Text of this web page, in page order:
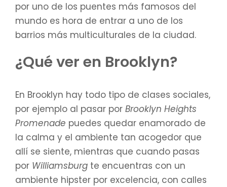
por uno de los puentes más famosos del
mundo es hora de entrar a uno de los
barrios más multiculturales de la ciudad.
¿Qué ver en Brooklyn?
En Brooklyn hay todo tipo de clases sociales,
por ejemplo al pasar por Brooklyn Heights
Promenade puedes quedar enamorado de
la calma y el ambiente tan acogedor que
allí se siente, mientras que cuando pasas
por Williamsburg te encuentras con un
ambiente hipster por excelencia, con calles